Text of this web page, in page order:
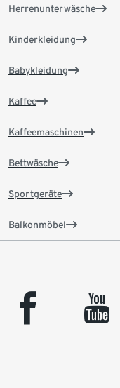
Herrenunterwäsche
Kinderkleidung
Babykleidung
Kaffee
Kaffeemaschinen
Bettwäsche
Sportgeräte
Balkonmöbel
facebook youtube